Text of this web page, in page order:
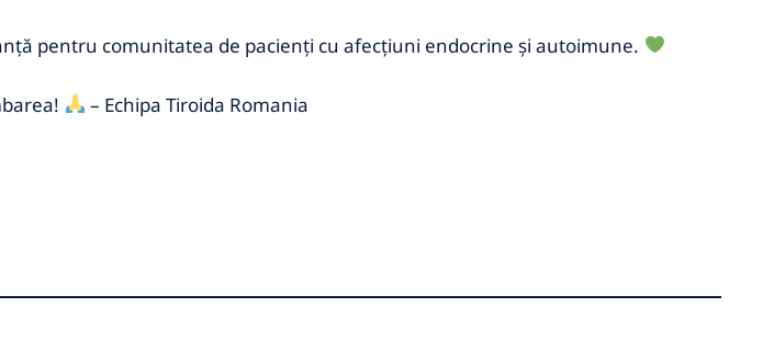
pentru comunitatea de pacienți cu afecțiuni endocrine și autoimune.
– Echipa Tiroida Romania